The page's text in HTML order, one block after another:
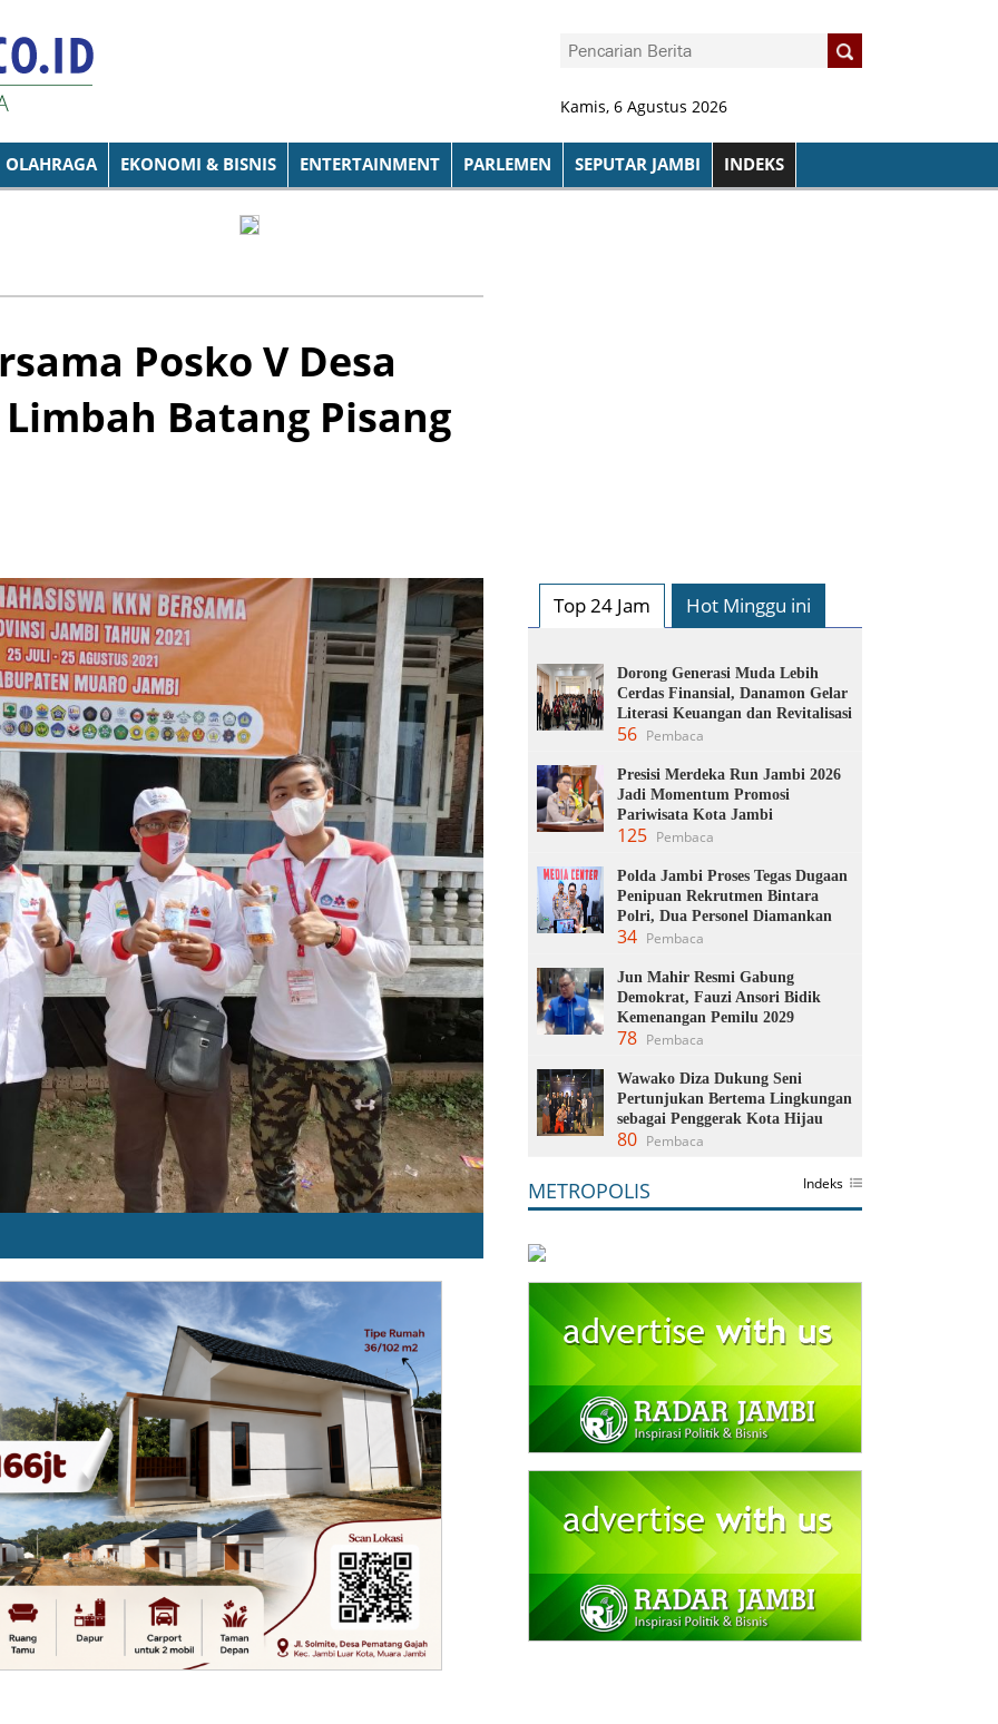
Kamis, 6 Agustus 2026
OLAHRAGA EKONOMI & BISNIS ENTERTAINMENT PARLEMEN SEPUTAR JAMBI INDEKS
Posko V Desa
Batang Pisang
Top 24 Jam Hot Minggu ini
Dorong Generasi Muda Lebih
Cerdas Finansial, Danamon Gelar
Literasi Keuangan dan Revitalisasi
56 Pembaca
Presisi Merdeka Run Jambi 2026
Jadi Momentum Promosi
Pariwisata Kota Jambi
125 Pembaca
Polda Jambi Proses Tegas Dugaan
Penipuan Rekrutmen Bintara
Polri, Dua Personel Diamankan
34 Pembaca
Jun Mahir Resmi Gabung
Demokrat, Fauzi Ansori Bidik
Kemenangan Pemilu 2029
78 Pembaca
Wawako Diza Dukung Seni
Pertunjukan Bertema Lingkungan
sebagai Penggerak Kota Hijau
80 Pembaca
METROPOLIS Indeks